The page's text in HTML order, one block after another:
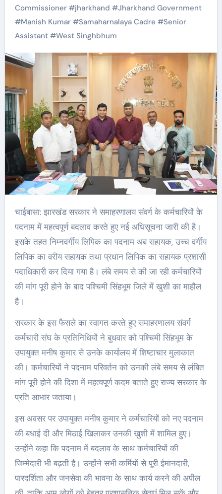
Commissioner#jharkhand #Jharkhand Government
#Manish Kumar#Samaharnalaya Cadre #Senior
Assistant#West Singhbhum
चाईबासा: झारखंड सरकार ने समाहरणालय संवर्ग के कर्मचारियों के
पदनाम में महत्वपूर्ण बदलाव करते हुए नई अधिसूचना जारी की है।
इसके तहत निम्नवर्गीय लिपिक का पदनाम अब सहायक, उच्च वर्गीय
लिपिक का वरीय सहायक तथा प्रधान लिपिक का सहायक प्रशासी
पदाधिकारी कर दिया गया है। लंबे समय से की जा रही कर्मचारियों
की मांग पूरी होने के बाद पश्चिमी सिंहभूम जिले में खुशी का माहौल
है।
सरकार के इस फैसले का स्वागत करते हुए समाहरणालय संवर्ग
कर्मचारी संघ के प्रतिनिधियों ने बुधवार को पश्चिमी सिंहभूम के
उपायुक्त मनीष कुमार से उनके कार्यालय में शिष्टाचार मुलाकात
की। कर्मचारियों ने पदनाम परिवर्तन को उनकी लंबे समय से लंबित
मांग पूरी होने की दिशा में महत्वपूर्ण कदम बताते हुए राज्य सरकार के
प्रति आभार जताया।
इस अवसर पर उपायुक्त मनीष कुमार ने कर्मचारियों को नए पदनाम
की बधाई दी और मिठाई खिलाकर उनकी खुशी में शामिल हुए।
उन्होंने कहा कि पदनाम में बदलाव के साथ कर्मचारियों की
जिम्मेदारी भी बढ़ती है। उन्होंने सभी कर्मियों से पूरी ईमानदारी,
पारदर्शिता और जनसेवा की भावना के साथ कार्य करने की अपील